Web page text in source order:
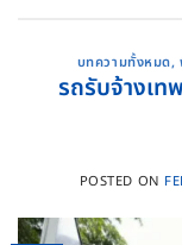
บทความทั้งหมด,
รถรับจ้างเ
POSTED ON